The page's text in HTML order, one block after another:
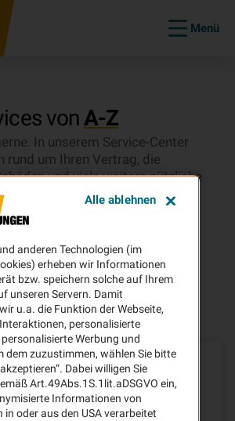
Menü
vonA-Z
In unserem Service-Center
rund um Ihren Vertrag, die
und viele weitere nützliche
Service-Leistungen der VHV.
Vertragsänderung
& Verkauf
Schutzbrief
anderen Technologien (im
erheben wir Informationen
bzw. speichern solche auf Ihrem
unseren Servern. Damit
u.a. die Funktion der Webseite,
personalisierte
Werbung und
dem zuzustimmen, wählen Sie bitte
Dabei willigen Sie
Art.49Abs.1S.1lit.aDSGVO ein,
Informationen von
in oder aus den USA verarbeitet
Alle ablehnen